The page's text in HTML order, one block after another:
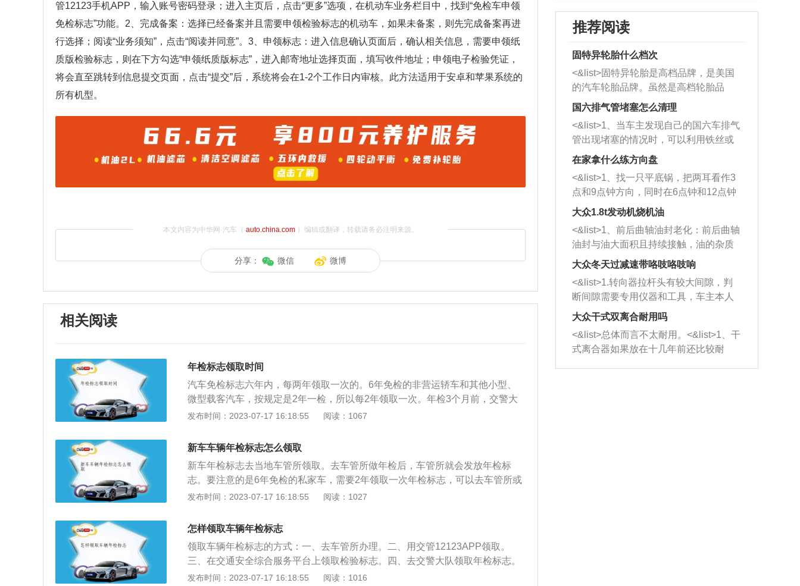
管12123手机APP，输入账号密码登录；进入主页后，点击“更多”选项，在机动车业务栏目中，找到“免检车申领
免检标志”功能。2、完成备案：选择已经备案并且需要申领检验标志的机动车，如果未备案，则先完成备案再进
行选择；阅读“业务须知”，点击“阅读并同意”。3、申领标志：进入信息确认页面后，确认相关信息，需要申领纸
质版检验标志，则在下方勾选“申领纸质版标志”，进入邮寄地址选择页面，填写收件地址；申领电子检验凭证，
将会直至跳转到信息提交页面，点击“提交”后，系统将会在1-2个工作日内审核。此方法适用于安卓和苹果系统的
所有机型。
本文内容为中华网·汽车（ auto.china.com）编辑或翻译，转载请务必注明来源。
分享： 微信 微博
相关阅读
年检标志领取时间
汽车免检标志六年内，每两年领取一次的。6年免检的非营运轿车和其他小型、
微型载客汽车，按规定是2年一检，所以每2年领取一次。年检3个月前，交警大
队会发通知提醒领取检验标志。根据《机动车登记规定》第五十四条规定：机动
志。除大型载客汽车、校车以外的机动车因故不能在登记地检验的，机动车所有
人可以向车辆所在地车辆管理所申请检验合格标志。申请前，机动车所有人应当
将涉及该车的道路交通安全违法行为和交通事故处理完毕。申请时，机动车所有
人应当确认申请信息并提交行驶证、机动车交通事故责任强制保险凭证、车船税
纳税或者免税证明、机动车安全技术检验合格证明。车辆管理所应当自受理之日
发布时间：2023-07-17 16:18:55 阅读：1067
新车车辆年检标志怎么领取
新车年检标志去当地车管所领取。去车管所做年检后，车管所就会发放年检标
志。要注意的是6年免检的私家车，需要2年领取一次年检标志，可以去车管所或
者交警大队，看你附近方便就在哪领取，靠近车管所就近去车管所，交警大队也
保单副本、车主本人身份证去年检。在给车辆买交强险时，可以直接拿着交强险
的副本就可以去办理免检验手续了，车辆交强险上面同时也有车船税的记录。注
意不要给车管所留正本，正本以后车险理赔要用到的。汽车年检（或车辆年
检），指对已经领取正式号牌和行驶证的车辆，每年一次按《机动车运行安全技
术条件》进行的检验。目的在于检查汽车主要技术状况，督促加强汽车的维护保
发布时间：2023-07-17 16:18:55 阅读：1027
怎样领取车辆年检标志
领取车辆年检标志的方式：一、去车管所办理。二、用交管12123APP领取。
三、在交通安全综合服务平台上领取检验标志。四、去交警大队领取年检标志。
一、去车管所办理（1）领年检贴之前，保证自己车辆违章已经提前处理完；
发布时间：2023-07-17 16:18:55 阅读：1016
推荐阅读
固特异轮胎什么档次
<&list>固特异轮胎是高档品牌，是美国
的汽车轮胎品牌。虽然是高档轮胎品
牌，但是中高低端的轮胎都有生产，这
也是为了更好的开拓市场。
国六排气管堵塞怎么清理
<&list>1、当车主发现自己的国六车排气
管出现堵塞的情况时，可以利用铁丝或
者是细棍，直接将杂物给取出来，如果
堵塞情况比较严重，也可以采取应急措
施。 <&list>2、直接利用木棍将所有的
杂物推到排气管里面的位置处，然后将
三元催化器拆解开，就可以将堵塞的东
西取出来。但如果是因为积碳过多引起
的堵塞，就需要将三元催化器泡在草酸
洗剂对堵塞的情况得到解决，将清洗剂
放在燃油箱中，与燃油混合后，车辆启
动时，就可以和汽油一起进入到燃烧
室，最后形成废气排出，就可以让三元
催化器得到清洗，排气管堵塞的情况就
能够得到解决。
在家拿什么练方向盘
<&list>1、找一只平底锅，把两耳看作3
点和9点钟方向，同时在6点钟和12点钟
方向做一个标记。 <&list>2、双手握住
一圈半的练习，往右同样也要打相同的
圈数。 <&list>3、最后强调要反复练
习，这样就可以形成肌肉记忆，在真实
驾驶车辆时，不需要记忆也能打好方
向。
大众1.8t发动机烧机油
<&list>1、前后曲轴油封老化：前后曲轴
油封与油大面积且持续接触，油的杂质
和发动机内持续温度变化使其密封效果
逐渐减弱，导致渗油或漏油。<&list>2、
活塞间隙过大：积碳会使活塞环与缸体
的间隙扩大，导致机油流入燃烧室中，
造成烧机油。<&list>3、机油粘度。使用
机油粘度过小的话，同样会有烧机油现
象，机油粘度过小具有很好的流动性，
大众冬天过减速带咯吱咯吱响
<&list>1.转向器拉杆头有较大间隙，判
断间隙需要专用仪器和工具，车主本人
无法制作，需要将车辆送到修理厂或4s
店；<&list>2.车辆半轴套管防尘罩破
裂，破裂后会出现漏油现象，使半轴磨
损严重，磨损的半轴容易损坏，产生异
响；<&list>3.稳定器的转向胶套和球头
大众干式双离合耐用吗
<&list>总体而言不太耐用。<&list>1、干
式离合器如果放在十几年前还比较耐